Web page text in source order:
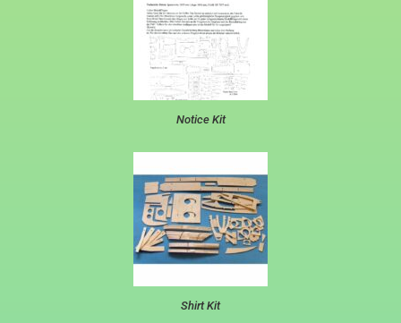
Notice Kit
Shirt Kit